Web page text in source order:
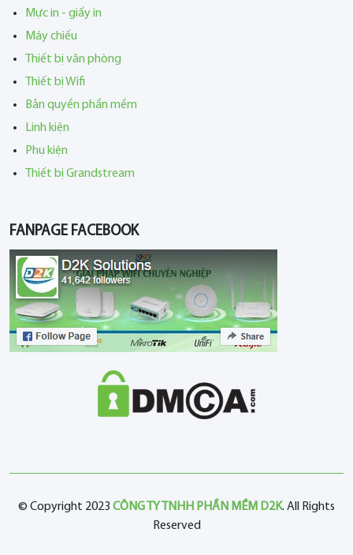
Mực in - giấy in
Máy chiếu
Thiết bị văn phòng
Thiết bị Wifi
Bản quyền phần mềm
Linh kiện
Phụ kiện
Thiết bị Grandstream
FANPAGE FACEBOOK
© Copyright 2023 CÔNG TY TNHH PHẦN MỀM D2K. All Rights
Reserved